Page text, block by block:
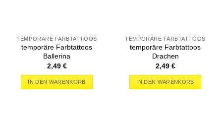
TEMPORÄRE FARBTATTOOS
temporäre Farbtattoos
Ballerina
2,49 €
IN DEN WARENKORB
TEMPORÄRE FARBTATTOOS
temporäre Farbtattoos
Drachen
2,49 €
IN DEN WARENKORB